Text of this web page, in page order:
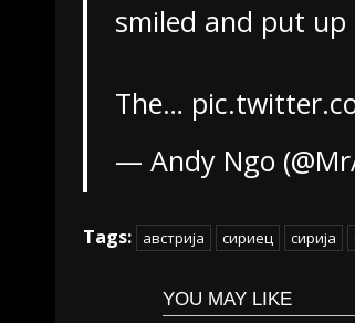
smiled and put
The…
— Andy Ngo
Tags: австрија сириец сирија